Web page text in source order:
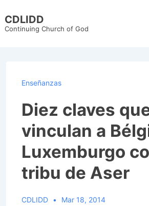
Skip
CDLIDD
Continuing Church of God
Enseñanzas
Diez claves
vinculan a
Luxemburgo
tribu de Aser
CDLIDD Mar 18, 2014